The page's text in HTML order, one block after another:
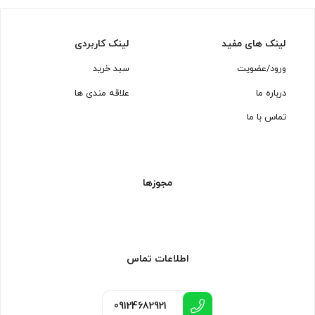
لینک های مفید
ورود/عضویت
درباره ما
تماس با ما
لینک کاربردی
سبد خرید
علاقه مندی ها
مجوزها
اطلاعات تماس
09124682921